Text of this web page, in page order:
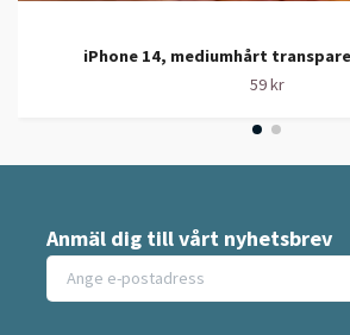
iPhone 14, mediumhårt
59 kr
Anmäl dig till vårt nyhetsbrev